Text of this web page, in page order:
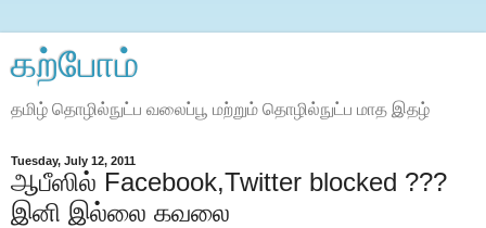
கற்போம்
தமிழ் தொழில்நுட்ப வலைப்பூ மற்றும் தொழில்நுட்ப மாத இதழ்
Tuesday, July 12, 2011
ஆபீஸில் Facebook,Twitter blocked ???
இனி இல்லை கவலை